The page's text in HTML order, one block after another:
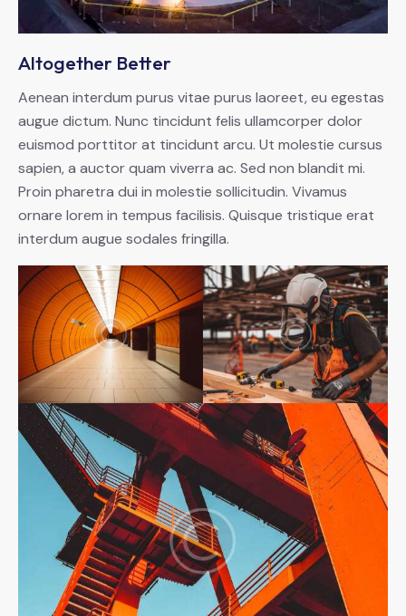
Altogether Better
Aenean interdum purus vitae purus laoreet, eu egestas
augue dictum. Nunc tincidunt felis ullamcorper dolor
euismod porttitor at tincidunt arcu. Ut molestie cursus
sapien, a auctor quam viverra ac. Sed non blandit mi.
Proin pharetra dui in molestie sollicitudin. Vivamus
ornare lorem in tempus facilisis. Quisque tristique erat
interdum augue sodales fringilla.